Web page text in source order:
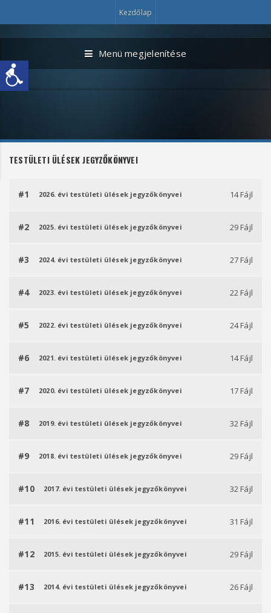
Kezdőlap
Menü megjelenítése
TESTÜLETI ÜLÉSEK JEGYZŐKÖNYVEI
#1 2026. évi testületi ülések jegyzőkönyvei 14 Fájl
#2 2025. évi testületi ülések jegyzőkönyvei 29 Fájl
#3 2024. évi testületi ülések jegyzőkönyvei 27 Fájl
#4 2023. évi testületi ülések jegyzőkönyvei 22 Fájl
#5 2022. évi testületi ülések jegyzőkönyvei 24 Fájl
#6 2021. évi testületi ülések jegyzőkönyvei 14 Fájl
#7 2020. évi testületi ülések jegyzőkönyvei 17 Fájl
#8 2019. évi testületi ülések jegyzőkönyvei 32 Fájl
#9 2018. évi testületi ülések jegyzőkönyvei 29 Fájl
#10 2017. évi testületi ülések jegyzőkönyvei 32 Fájl
#11 2016. évi testületi ülések jegyzőkönyvei 31 Fájl
#12 2015. évi testületi ülések jegyzőkönyvei 29 Fájl
#13 2014. évi testületi ülések jegyzőkönyvei 26 Fájl